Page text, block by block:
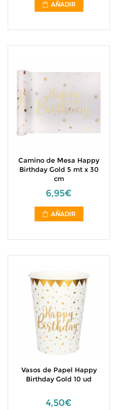
AÑADIR
Camino de Mesa Happy
Birthday Gold 5 mt x 30
cm
6,95€
AÑADIR
Vasos de Papel Happy
Birthday Gold 10 ud
4,50€